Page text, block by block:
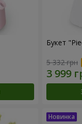
Букет
5 332 грн